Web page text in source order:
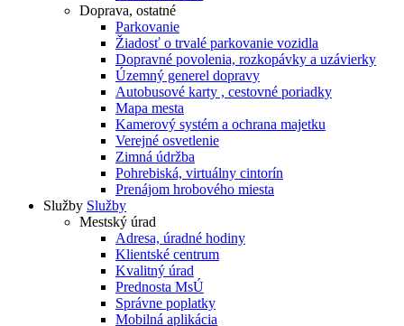
Doprava, ostatné
Parkovanie
Žiadosť o trvalé parkovanie vozidla
Dopravné povolenia, rozkopávky a uzávierky
Územný generel dopravy
Autobusové karty , cestovné poriadky
Mapa mesta
Kamerový systém a ochrana majetku
Verejné osvetlenie
Zimná údržba
Pohrebiská, virtuálny cintorín
Prenájom hrobového miesta
Služby Služby
Mestský úrad
Adresa, úradné hodiny
Klientské centrum
Kvalitný úrad
Prednosta MsÚ
Správne poplatky
Mobilná aplikácia